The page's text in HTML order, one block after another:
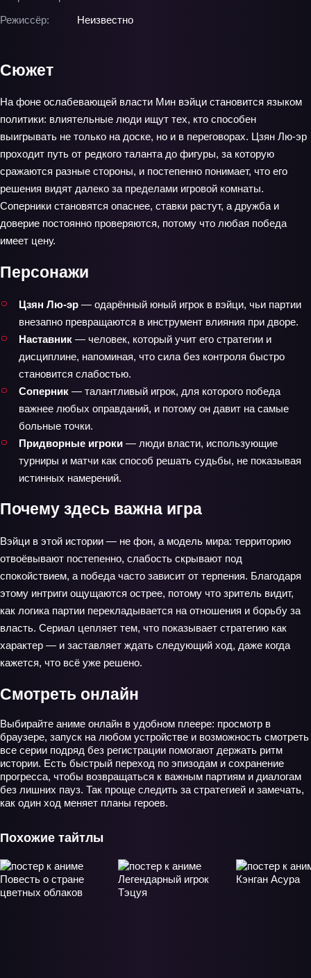
Режиссёр:
Неизвестно
Сюжет
На фоне ослабевающей власти Мин вэйци становится языком
политики: влиятельные люди ищут тех, кто способен
выигрывать не только на доске, но и в переговорах. Цзян Лю-эр
проходит путь от редкого таланта до фигуры, за которую
сражаются разные стороны, и постепенно понимает, что его
решения видят далеко за пределами игровой комнаты.
Соперники становятся опаснее, ставки растут, а дружба и
доверие постоянно проверяются, потому что любая победа
имеет цену.
Персонажи
Цзян Лю-эр — одарённый юный игрок в вэйци, чьи партии
внезапно превращаются в инструмент влияния при дворе.
Наставник — человек, который учит его стратегии и
дисциплине, напоминая, что сила без контроля быстро
становится слабостью.
Соперник — талантливый игрок, для которого победа
важнее любых оправданий, и потому он давит на самые
больные точки.
Придворные игроки — люди власти, использующие
турниры и матчи как способ решать судьбы, не показывая
истинных намерений.
Почему здесь важна игра
Вэйци в этой истории — не фон, а модель мира: территорию
отвоёвывают постепенно, слабость скрывают под
спокойствием, а победа часто зависит от терпения. Благодаря
этому интриги ощущаются острее, потому что зритель видит,
как логика партии перекладывается на отношения и борьбу за
власть. Сериал цепляет тем, что показывает стратегию как
характер — и заставляет ждать следующий ход, даже когда
кажется, что всё уже решено.
Смотреть онлайн
Выбирайте аниме онлайн в удобном плеере: просмотр в
браузере, запуск на любом устройстве и возможность смотреть
все серии подряд без регистрации помогают держать ритм
истории. Есть быстрый переход по эпизодам и сохранение
прогресса, чтобы возвращаться к важным партиям и диалогам
без лишних пауз. Так проще следить за стратегией и замечать,
как один ход меняет планы героев.
Похожие тайтлы